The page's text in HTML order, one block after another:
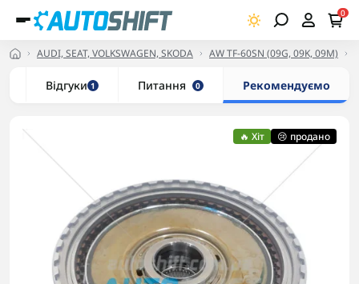
0
AUDI, SEAT, VOLKSWAGEN, SKODA AW TF-60SN (09G, 09K, 09M)
Відгуки 1 Питання 0 Рекомендуємо
🔥 Хіт 😢 продано